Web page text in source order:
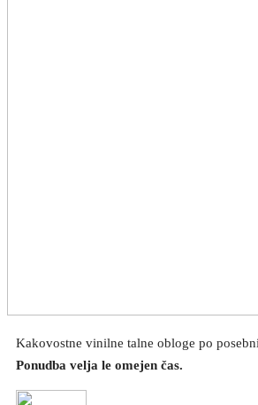
Kakovostne vinilne talne obloge po
Ponudba velja le omejen čas.